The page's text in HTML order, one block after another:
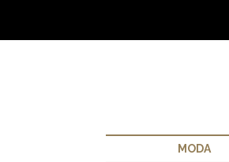
MODA